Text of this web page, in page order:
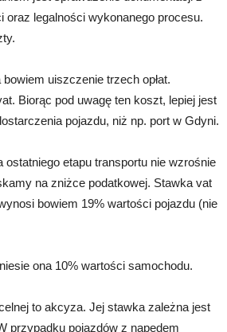
oraz legalności wykonanego procesu.
uiszczenie trzech opłat.
Biorąc pod uwagę ten koszt, lepiej jest
pojazdu, niż np. port w Gdyni.
ostatniego etapu transportu nie wzrośnie
na zniżce podatkowej. Stawka vat
bowiem 19% wartości pojazdu (nie
ona 10% wartości samochodu.
to akcyza. Jej stawka zależna jest
przypadku pojazdów z napędem